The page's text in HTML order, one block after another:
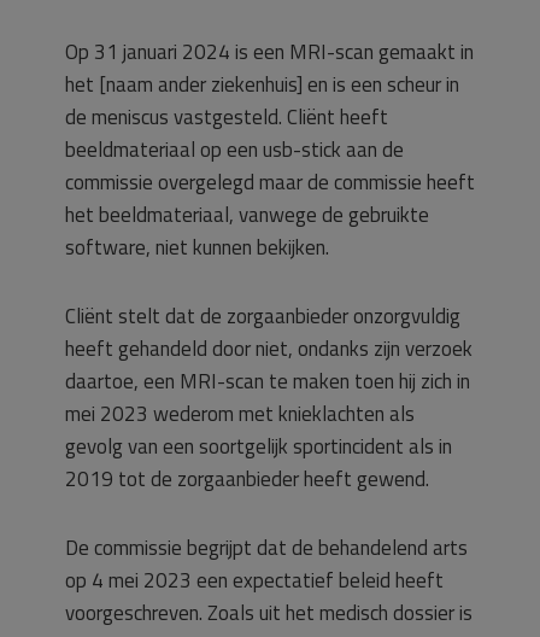
Op 31 januari 2024 is een MRI-scan gemaakt in
het [naam ander ziekenhuis] en is een scheur in
de meniscus vastgesteld. Cliënt heeft
beeldmateriaal op een usb-stick aan de
commissie overgelegd maar de commissie heeft
het beeldmateriaal, vanwege de gebruikte
software, niet kunnen bekijken.
Cliënt stelt dat de zorgaanbieder onzorgvuldig
heeft gehandeld door niet, ondanks zijn verzoek
daartoe, een MRI-scan te maken toen hij zich in
mei 2023 wederom met knieklachten als
gevolg van een soortgelijk sportincident als in
2019 tot de zorgaanbieder heeft gewend.
De commissie begrijpt dat de behandelend arts
op 4 mei 2023 een expectatief beleid heeft
voorgeschreven. Zoals uit het medisch dossier is